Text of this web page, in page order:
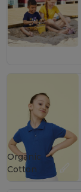
Organic
Cotton